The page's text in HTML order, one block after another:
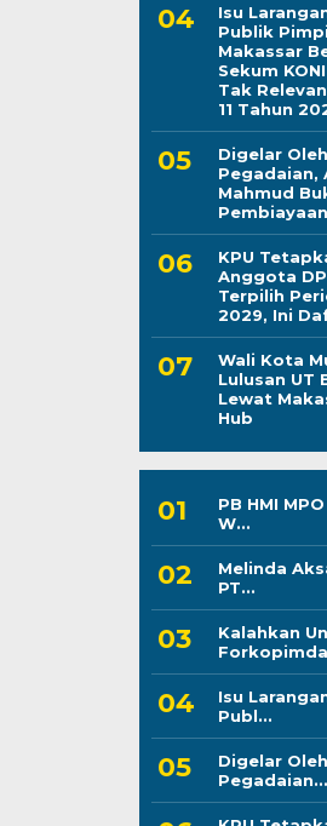
Isu
Publik
Makassar
Sekum
Tak
11 Tahun
Digelar
Pegadaian,
Mahmud
KPU
Anggota
Terpilih
2029, Ini
Wali Kota
Lulusan UT
Lewat
Hub
PB HMI
W...
Melinda
PT...
Kalahkan
Isu
Publ...
Digelar
Pegadaian...